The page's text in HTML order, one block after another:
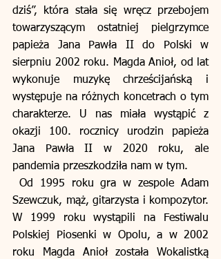
dziś”, która stała się wręcz przebojem
towarzyszącym ostatniej pielgrzymce
papieża Jana Pawła II do Polski w
sierpniu 2002 roku. Magda Anioł, od lat
wykonuje muzykę chrześcijańską i
występuje na różnych koncetrach o tym
charakterze. U nas miała wystąpić z
okazji 100. rocznicy urodzin papieża
Jana Pawła II w 2020 roku, ale
pandemia przeszkodziła nam w tym.
Szewczuk, mąż, gitarzysta i kompozytor.
W 1999 roku wystąpili na Festiwalu
Polskiej Piosenki w Opolu, a w 2002
roku Magda Anioł została Wokalistką